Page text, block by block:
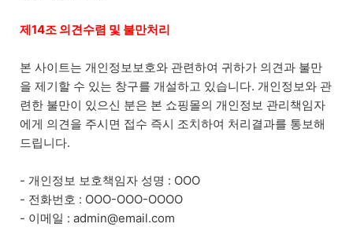
제14조 의견수렴 및 불만처리
본 사이트는 개인정보보호와 관련하여 귀하가 의견과 불만
을 제기할 수 있는 창구를 개설하고 있습니다. 개인정보와 관
련한 불만이 있으신 분은 본 쇼핑몰의 개인정보 관리책임자
에게 의견을 주시면 접수 즉시 조치하여 처리결과를 통보해
드립니다.
- 개인정보 보호책임자 성명 : OOO
- 전화번호 : OOO-OOO-OOOO
- 이메일 : admin@email.com